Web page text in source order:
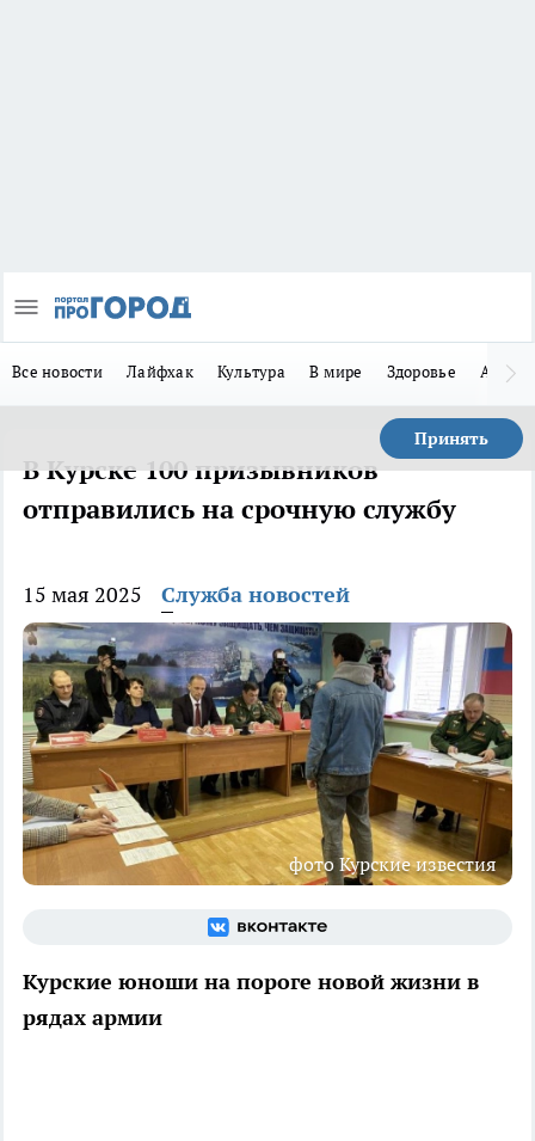
Все новости Лайфхак Культура В мире Здоровье Авто
Принять
В Курске 100 призывников
отправились на срочную службу
15 мая 2025 Служба новостей
фото Курские известия
Курские юноши на пороге новой жизни в
рядах армии